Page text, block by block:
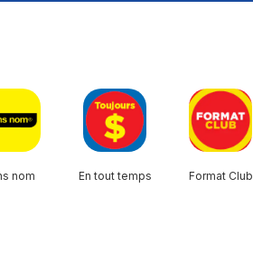
nom En tout temps Format Club